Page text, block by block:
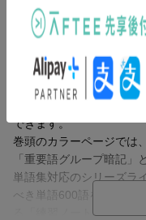
す！
※本書は、アプリ「学び
予定）。詳しくは、公式
さい。
≪編集担当者の声≫
大好評の『高校入試 でる
が充実の解説はそのまま
次元コードをスマホで読
きます。また、「日本語
英単語を調べやすくなり
高校入試の過去問題を分
順」に5つのレベルに分
た、例文が豊富に入って
方もよくわかります。
できます。
巻頭のカラーページでは
「重要語グループ暗記」
単語集対応のシリーズラ
べき単語600語を厳選し
る「練習ノート」があり